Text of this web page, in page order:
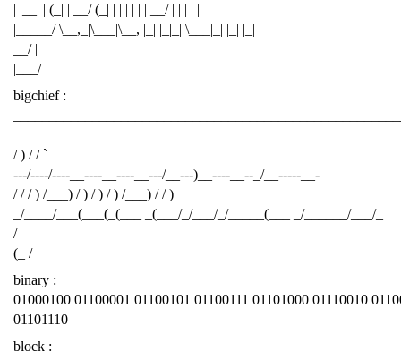
| |__| | (_| | __/ (_| | | | | | | __/ | | | | |
|_____/ \__,_|\___|\__, |_| |_|_| \___|_| |_| |_|
__/ |
|___/
bigchief :
/ ) / / `
---/----/----__----__----__---/__---)__----__--_/__-----__-
/ / / ) /___) / ) / ) / ) /___) / / )
_/____/___(___(_(___ _(___/_/___/_/_____(___ _/______/___/_
/
(_ /
binary :
01000100 01100001 01100101 01100111 01101000 01110010
01101110
block :